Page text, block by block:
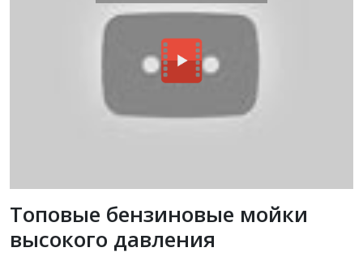
Топовые бензиновые мойки
высокого давления